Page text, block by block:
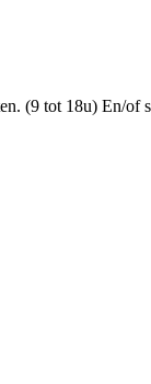
(9 tot 18u) En/of